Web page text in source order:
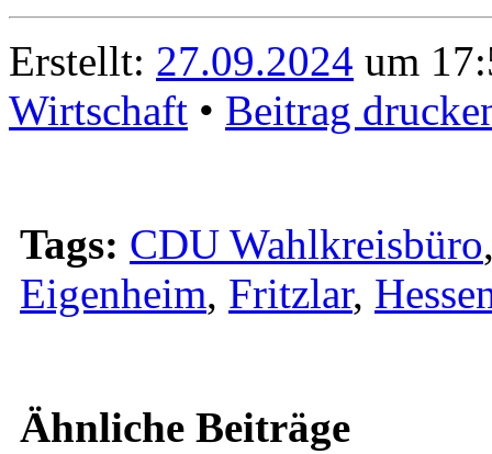
Erstellt: 27.09.2024 um
Wirtschaft • Beitrag
Tags: CDU Wahlkreisbüro
Eigenheim, Fritzlar,
Ähnliche Beiträge